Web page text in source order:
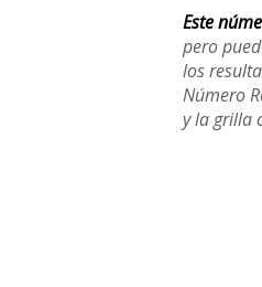
Este
pero
los
Número
y la grilla